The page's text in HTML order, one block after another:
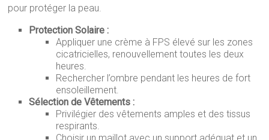
pour protéger la peau.
Protection Solaire :
Appliquer une crème à FPS élevé sur les zones
cicatricielles, renouvellement toutes les deux
heures.
Rechercher l’ombre pendant les heures de fort
ensoleillement.
Sélection de Vêtements :
Privilégier des vêtements amples et des tissus
respirants.